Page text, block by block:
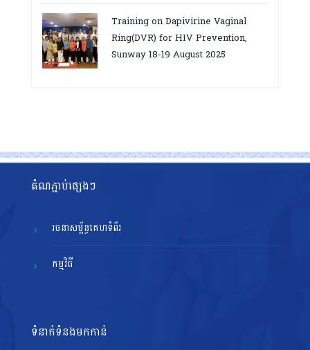
សម្រេចគោលដៅ ៩៥-៩៥-៩៥”, តាកែវ
ថ្ងៃទី១២-១៣ សីហា ២០២៥
Training on Dapivirine Vaginal
Ring(DVR) for HIV Prevention,
Sunway 18-19 August 2025
តំណភ្ជាប់ផ្សេងៗ
រចនាសម្ព័ន្ធគេហទំព័រ
កម្មវិធី
ទំនាក់ទំនងមកកាន់